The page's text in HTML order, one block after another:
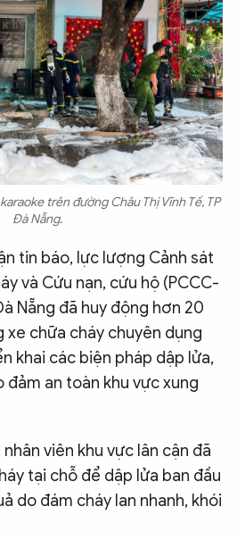
trên đường Châu Thị Vĩnh Tế, TP
Đà Nẵng.
tin báo, lực lượng Cảnh sát
và Cứu nạn, cứu hộ (PCCC-
Nẵng đã huy động hơn 20
xe chữa cháy chuyên dụng
khai các biện pháp dập lửa,
đảm an toàn khu vực xung
viên khu vực lân cận đã
tại chỗ để dập lửa ban đầu
do đám cháy lan nhanh, khói